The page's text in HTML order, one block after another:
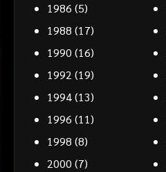
1986 (5)
1988 (17)
1990 (16)
1992 (19)
1994(13)
1996 (11)
1998 (8)
2000 (7)